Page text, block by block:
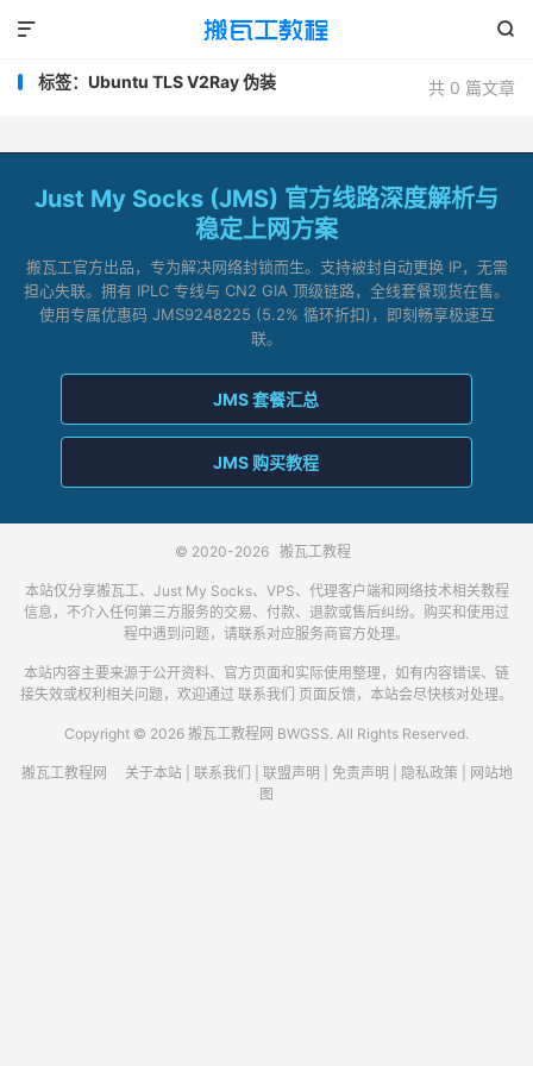


共 0 篇文章
标签：Ubuntu TLS V2Ray 伪装
Just My Socks (JMS) 官方线路深度解析与
稳定上网方案
搬瓦工官方出品，专为解决网络封锁而生。支持被封自动更换 IP，无需
担心失联。拥有 IPLC 专线与 CN2 GIA 顶级链路，全线套餐现货在售。
使用专属优惠码 JMS9248225 (5.2% 循环折扣)，即刻畅享极速互
联。
JMS 套餐汇总
JMS 购买教程
© 2020-2026 搬瓦工教程
本站仅分享搬瓦工、Just My Socks、VPS、代理客户端和网络技术相关教程
信息，不介入任何第三方服务的交易、付款、退款或售后纠纷。购买和使用过
程中遇到问题，请联系对应服务商官方处理。
本站内容主要来源于公开资料、官方页面和实际使用整理，如有内容错误、链
接失效或权利相关问题，欢迎通过 联系我们 页面反馈，本站会尽快核对处理。
Copyright © 2026 搬瓦工教程网 BWGSS. All Rights Reserved.
搬瓦工教程网 关于本站| 联系我们 联盟声明 免责声明 隐私政策
网站地
图